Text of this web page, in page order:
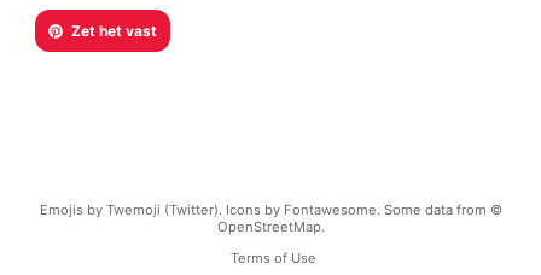
Zet het vast
Emojis by Twemoji (Twitter). Icons by Fontawesome. Some data from ©
OpenStreetMap.
Terms of Use